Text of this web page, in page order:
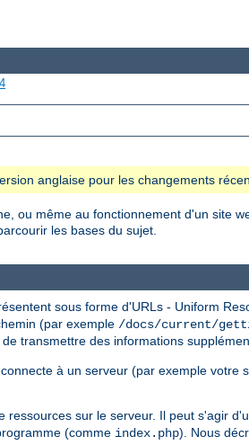
anglaise pour les changements
ou même au fonctionnement d'un site
les bases du sujet.
sous forme d'URLs - Uniform
(par exemple /docs/current/
transmettre des informations
à un serveur (par exemple
ressources sur le serveur. Il peut s'agir
(comme index.php). Nous